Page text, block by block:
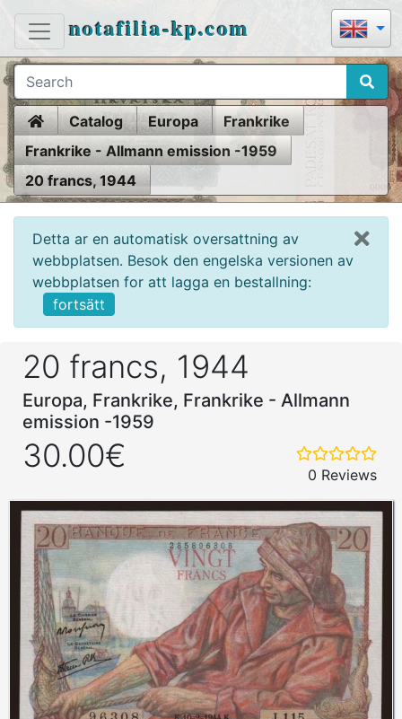
notafilia-kp.com
HomeCatalog Europa
Frankrike
Frankrike - Allmann emission -1959
20 francs, 1944
Detta ar en automatisk oversattning av
webbplatsen. Besok den engelska versionen av
webbplatsen for att lagga en bestallning:
fortsätt
20 francs, 1944
Europa, Frankrike, Frankrike - Allmann
emission -1959
30.00€
0 Reviews